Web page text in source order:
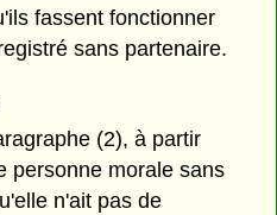
fassent fonctionner
sans partenaire.
(2), à partir
personne morale sans
n'ait pas de